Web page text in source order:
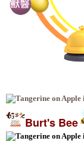
Burt's Bee